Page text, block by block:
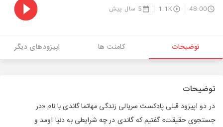
48:00
1.1K 5 سال پیش
توضیحات کامنت ها اپیزودهای دیگر
توضیحات
در دو اپیزود قبلی پادکست سریالی زندگی مهاتما گاندی با نام «در
جستجوی حقیقت» گفتیم که گاندی در چه شرایطی به دنیا اومد و